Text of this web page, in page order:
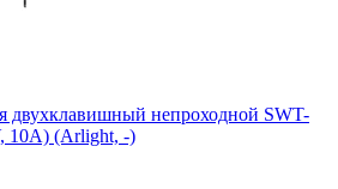
двухклавишный непроходной SWT-
10A) (Arlight, -)